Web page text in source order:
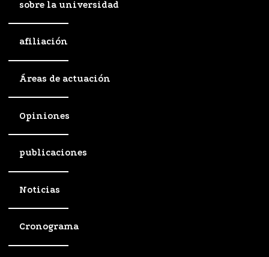
sobre la universidad
afiliación
Áreas de actuación
Opiniones
publicaciones
Noticias
Cronograma